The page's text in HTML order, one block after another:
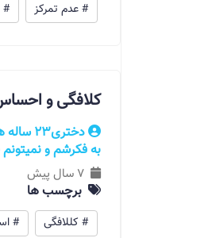
# عدم تمرکز #
کلافگی و
به فکرشم و
7 سال پیش
برچسب ها
# کللافگی #